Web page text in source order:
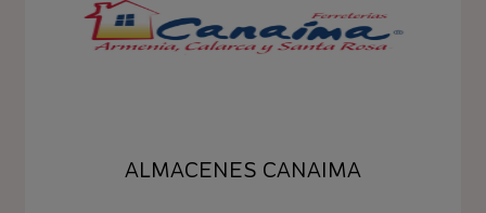
ALMACENES CANAIMA